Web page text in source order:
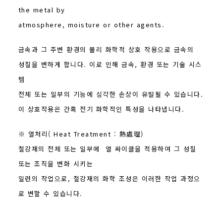
the metal by
atmosphere, moisture or other agents.
금속과 그 주변 환경의 물리 화학적 상호 작용으로 금속의
성질을 변하게 합니다. 이로 인해 금속, 환경 또는 기술 시스
템
전체 또는 일부의 기능에 심각한 손상이 유발될 수 있습니다.
이 상호작용은 간혹 전기 화학적인 특성을 나타냅니다.
※ 열처리( Heat Treatment : 熱處理)
철강재의 전체 또는 일부에 열 싸이클을 적용하여 그 성질
또는 조직을 변화 시키는
일련의 작업으로, 철강재의 화학 조성은 이러한 작업 과정으
로 변할 수 있습니다.